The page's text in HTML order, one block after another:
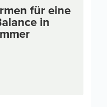
für eine
in